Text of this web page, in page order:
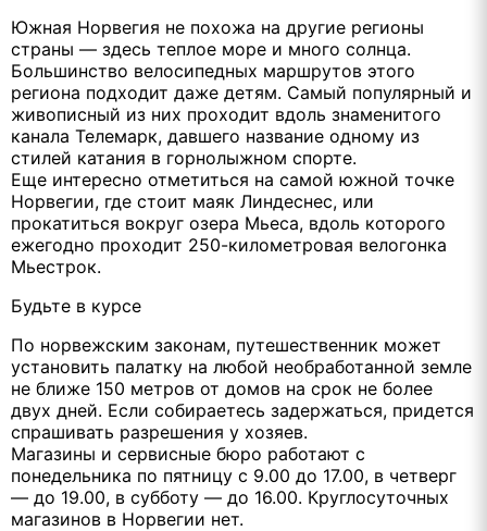
Южная Норвегия не похожа на другие регионы
страны — здесь теплое море и много солнца.
Большинство велосипедных маршрутов этого
региона подходит даже детям. Самый популярный и
живописный из них проходит вдоль знаменитого
канала Телемарк, давшего название одному из
стилей катания в горнолыжном спорте.
Еще интересно отметиться на самой южной точке
Норвегии, где стоит маяк Линдеснес, или
прокатиться вокруг озера Мьеса, вдоль которого
ежегодно проходит 250-километровая велогонка
Мьестрок.
Будьте в курсе
По норвежским законам, путешественник может
установить палатку на любой необработанной земле
не ближе 150 метров от домов на срок не более
двух дней. Если собираетесь задержаться, придется
спрашивать разрешения у хозяев.
Магазины и сервисные бюро работают с
понедельника по пятницу с 9.00 до 17.00, в четверг
— до 19.00, в субботу — до 16.00. Круглосуточных
магазинов в Норвегии нет.